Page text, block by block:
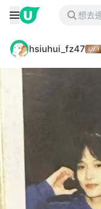
hsiuhui_fz47